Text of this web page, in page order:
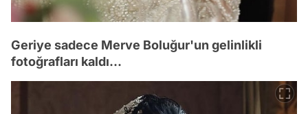
Geriye sadece Merve Boluğur'un gelinlikli
fotoğrafları kaldı...